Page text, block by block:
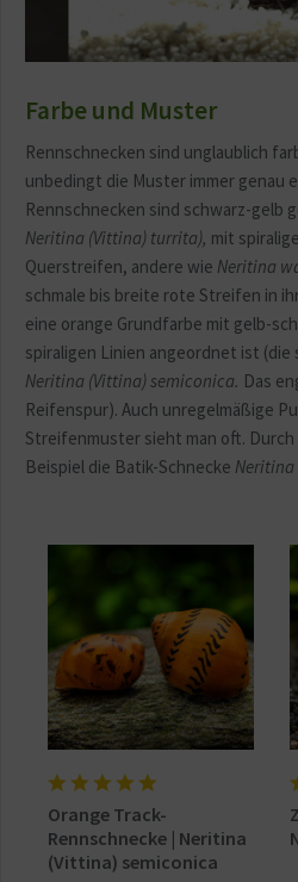
Farbe und Muster
Rennschnecken sind unglaublich
unbedingt die Muster immer genau
Rennschnecken sind schwarz-gelb
Neritina (Vittina) turrita), mit
Querstreifen, andere wie Neritina
schmale bis breite rote Streifen in
eine orange Grundfarbe mit gelb-
spiraligen Linien angeordnet ist (die
Neritina (Vittina) semiconica. Das
Reifenspur). Auch unregelmäßige
Streifenmuster sieht man oft.
Beispiel die Batik-Schnecke
Orange Track-
Rennschnecke | Neritina
(Vittina) semiconica